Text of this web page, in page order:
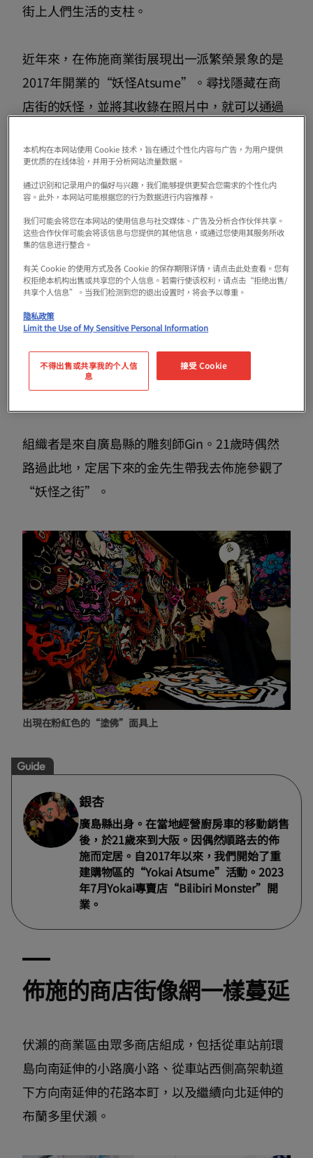
街上人們生活的支柱。
近年來，在佈施商業街展現出一派繁榮景象的是
2017年開業的“妖怪Atsume”。尋找隱藏在商
店街的妖怪，並將其收錄在照片中，就可以通過
孩到大人3000人以上聚集的秋天的風景詩。
和妖怪一起拍照
組織者是來自廣島縣的雕刻師Gin。21歲時偶然
路過此地，定居下來的金先生帶我去佈施參觀了
“妖怪之街”。
出現在粉紅色的“塗佛”面具上
Guide
銀杏
廣島縣出身。在當地經營廚房車的移動銷售
後，於21歲來到大阪。因偶然順路去的佈
施而定居。自2017年以來，我們開始了重
建購物區的“Yokai Atsume”活動。2023
年7月Yokai專賣店“Bilibiri Monster”開
業。
佈施的商店街像網一樣蔓延
伏瀨的商業區由眾多商店組成，包括從車站前環
島向南延伸的小路廣小路、從車站西側高架軌道
下方向南延伸的花路本町，以及繼續向北延伸的
布蘭多里伏瀨。
本机构在本网站使用 Cookie 技术，旨在通过个性化内容与广告，为用户提供
更优质的在线体验，并用于分析网站流量数据。
通过识别和记录用户的偏好与兴趣，我们能够提供更契合您需求的个性化内
容。此外，本网站可能根据您的行为数据进行内容推荐。
我们可能会将您在本网站的使用信息与社交媒体、广告及分析合作伙伴共享。
这些合作伙伴可能会将该信息与您提供的其他信息，或通过您使用其服务所收
集的信息进行整合。
有关 Cookie 的使用方式及各 Cookie 的保存期限详情，请点击此处查看。您有
权拒绝本机构出售或共享您的个人信息。若需行使该权利，请点击“拒绝出售/
共享个人信息”。当我们检测到您的退出设置时，将会予以尊重。
隐私政策
Limit the Use of My Sensitive Personal Information
不得出售或共享我的个人信
息
接受 Cookie